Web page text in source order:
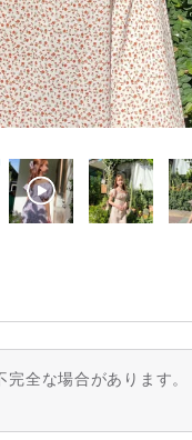
全な場合があります。